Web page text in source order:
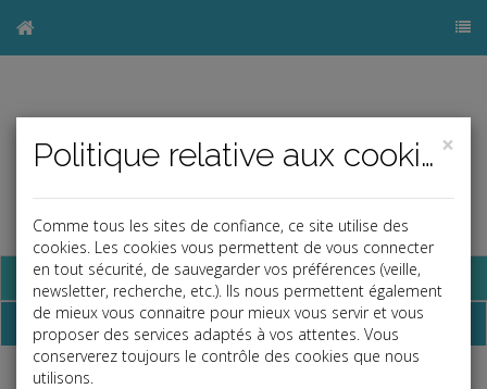
Base documentaire
Dépêches
×
Politique relative aux cookies
Comme tous les sites de confiance, ce site utilise des
cookies. Les cookies vous permettent de vous connecter
en tout sécurité, de sauvegarder vos préférences (veille,
newsletter, recherche, etc.). Ils nous permettent également
de mieux vous connaitre pour mieux vous servir et vous
proposer des services adaptés à vos attentes. Vous
conserverez toujours le contrôle des cookies que nous
utilisons.